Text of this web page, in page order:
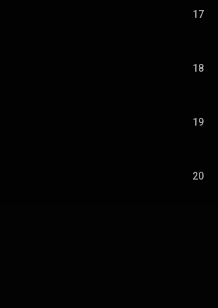
17
18
19
20